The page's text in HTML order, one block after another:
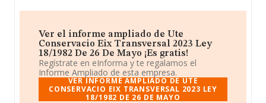
Ver el informe ampliado de Ute
Conservacio Eix Transversal 2023 Ley
18/1982 De 26 De Mayo ¡Es gratis!
Regístrate en eInforma y te regalamos el
Informe Ampliado de esta empresa.
VER INFORME AMPLIADO DE UTE
CONSERVACIO EIX TRANSVERSAL 2023 LEY
18/1982 DE 26 DE MAYO